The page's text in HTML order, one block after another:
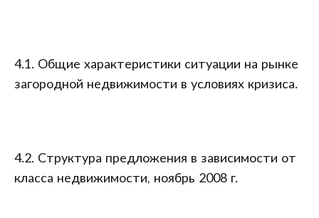
4.1. Общие характеристики ситуации на рынке
загородной недвижимости в условиях кризиса.
4.2. Структура предложения в зависимости от
класса недвижимости, ноябрь 2008 г.